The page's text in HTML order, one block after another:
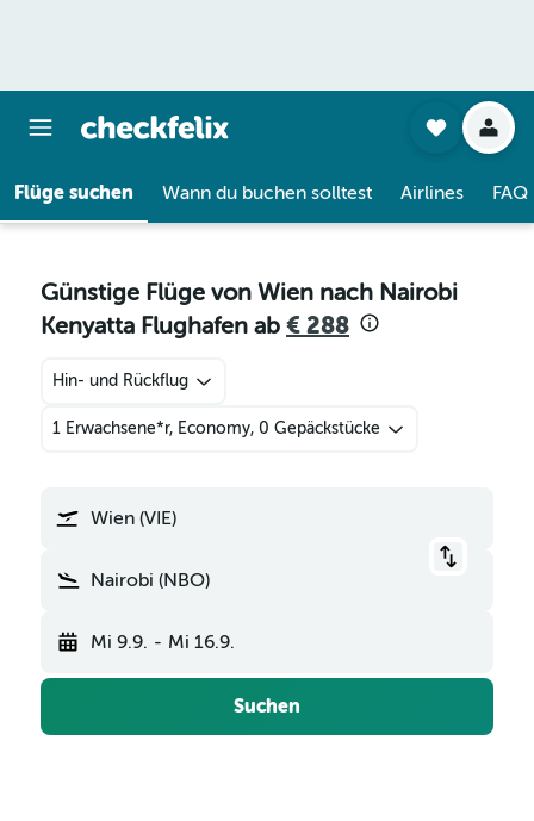
Flüge suchen Wann du buchen solltest Airlines FAQ
Günstige Flüge von Wien nach Nairobi
Kenyatta Flughafen ab € 288
Hin- und Rückflug
1 Erwachsene*r, Economy, 0 Gepäckstücke
Wien (VIE)
Nairobi (NBO)
Mi 9.9. - Mi 16.9.
Suchen